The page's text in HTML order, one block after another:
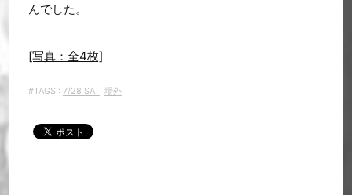
んでした。
[写真：全4枚]
#TAGS : 7/28 SAT 場外